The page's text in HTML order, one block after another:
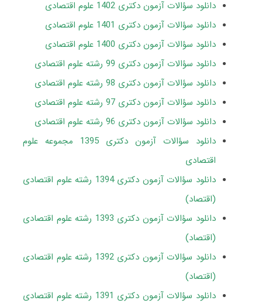
دانلود سؤالات آزمون دکتری 1402 علوم اقتصادی
دانلود سؤالات آزمون دکتری 1401 علوم اقتصادی
دانلود سؤالات آزمون دکتری 1400 علوم اقتصادی
دانلود سؤالات آزمون دکتری 99 رشته علوم اقتصادی
دانلود سؤالات آزمون دکتری 98 رشته علوم اقتصادی
دانلود سؤالات آزمون دکتری 97 رشته علوم اقتصادی
دانلود سؤالات آزمون دکتری 96 رشته علوم اقتصادی
دانلود سؤالات آزمون دکتری 1395 مجموعه علوم
اقتصادی
دانلود سؤالات آزمون دکتری 1394 رشته علوم اقتصادی
(اقتصاد)
دانلود سؤالات آزمون دکتری 1393 رشته علوم اقتصادی
(اقتصاد)
دانلود سؤالات آزمون دکتری 1392 رشته علوم اقتصادی
(اقتصاد)
دانلود سؤالات آزمون دکتری 1391 رشته علوم اقتصادی